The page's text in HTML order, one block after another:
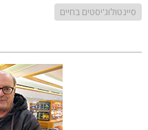
סיינטולוג'יסטים בחיים